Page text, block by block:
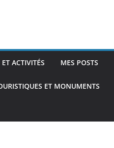
ACTIVITÉS MES POSTS
ET MONUMENTS